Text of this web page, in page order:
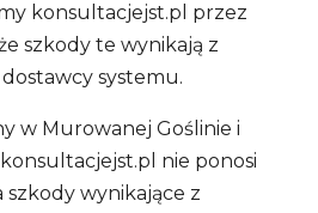
konsultacjejst.pl przez
szkody te wynikają z
systemu.
w Murowanej Goślinie i
nie ponosi
wynikające z